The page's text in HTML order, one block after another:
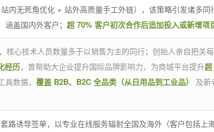
站内无死角优化 + 站外高质量手工外链），该策略引发诸多同
涵盖国内外客户； 超 70% 客户初次合作后追加投入或新增项
核心技术人员数量多于以销售为主的同行；创始人亲自把关
经历，曾帮助大企业提升国际品牌影响力，为商城平台提升超
数据， 覆盖 B2B、B2C 全品类（从日用品到工业品）
及新
路诱导签单，以专业在线服务辐射全国及海外（客户包括上